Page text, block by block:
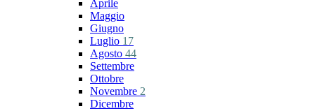
Aprile
Maggio
Giugno
Luglio 17
Agosto 44
Settembre
Ottobre
Novembre 2
Dicembre